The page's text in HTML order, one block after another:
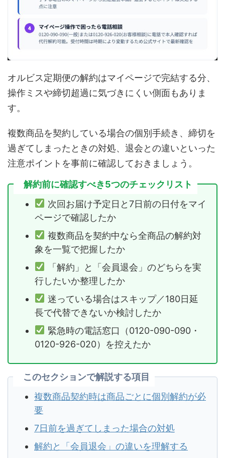
オルビス定期便の解約はマイページで完結する分、
操作ミスや締切超過に気づきにくい側面もありま
す。
複数商品を契約している場合の個別手続き、締切を
過ぎてしまったときの対処、退会との違いといった
注意ポイントを事前に確認しておきましょう。
解約前に確認すべき5つのチェックリスト
次回お届け予定日と7日前の日付をマイ
ページで確認したか
複数商品を契約中なら全商品の解約対
象を一覧で把握したか
「解約」と「会員退会」のどちらを実
行したいか整理したか
迷っている場合はスキップ／180日延
長で代替できないか検討したか
緊急時の電話窓口（0120-090-090・
0120-926-020）を控えたか
このセクションで解説する項目
複数商品契約時は商品ごとに個別解約が必
要
7日前を過ぎてしまった場合の対処
解約と「会員退会」の違いを理解する